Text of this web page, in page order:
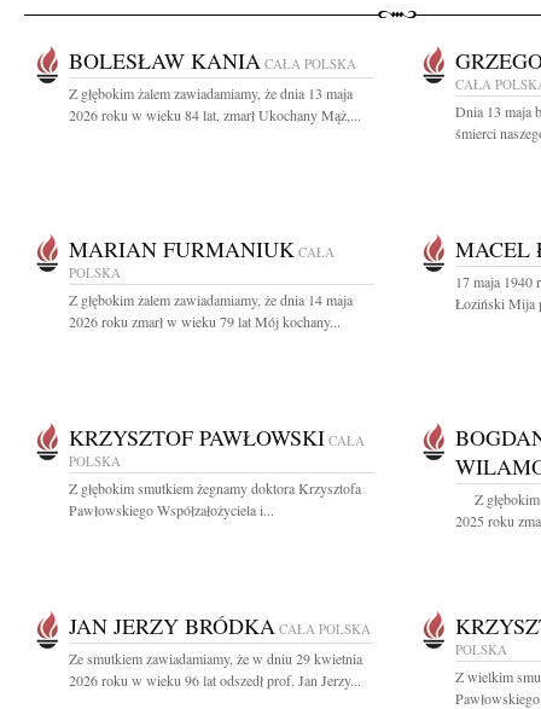
BOLESŁAW KANIA CAŁA POLSKA
Z głębokim żalem zawiadamiamy, że dnia 13 maja
2026 roku w wieku 84 lat, zmarł Ukochany Mąż,...
CAŁA
Dnia 13 maja
śmierci
MARIAN FURMANIUK CAŁA
POLSKA
Z głębokim żalem zawiadamiamy, że dnia 14 maja
2026 roku zmarł w wieku 79 lat Mój kochany...
MACEL
17 maja 1940
Łoziński Mija
KRZYSZTOF PAWŁOWSKI CAŁA
POLSKA
Z głębokim smutkiem żegnamy doktora Krzysztofa
Pawłowskiego Współzałożyciela i...
Z głębokim
2025 roku
JAN JERZY BRÓDKA CAŁA POLSKA
Ze smutkiem zawiadamiamy, że w dniu 29 kwietnia
2026 roku w wieku 96 lat odszedł prof. Jan Jerzy...
POLSKA
Z wielkim